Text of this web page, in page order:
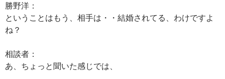
勝野洋：
ということはもう、相手は・・結婚されてる、わけですよ
ね？
相談者：
あ、ちょっと聞いた感じでは、